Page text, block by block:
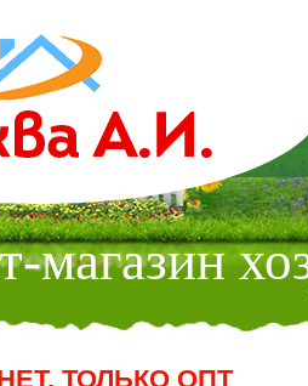
ТОЛЬКО ОПТ